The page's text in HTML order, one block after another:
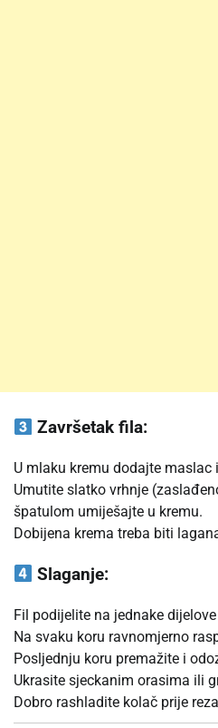
Završetak fila:
U mlaku kremu dodajte
Umutite slatko vrhnje
špatulom umiješajte u kremu.
Dobijena krema treba biti
Slaganje:
Fil podijelite na jednake
Na svaku koru ravnomjerno
Posljednju koru premažite i
Ukrasite sjeckanim orasima ili
Dobro rashladite kolač prije